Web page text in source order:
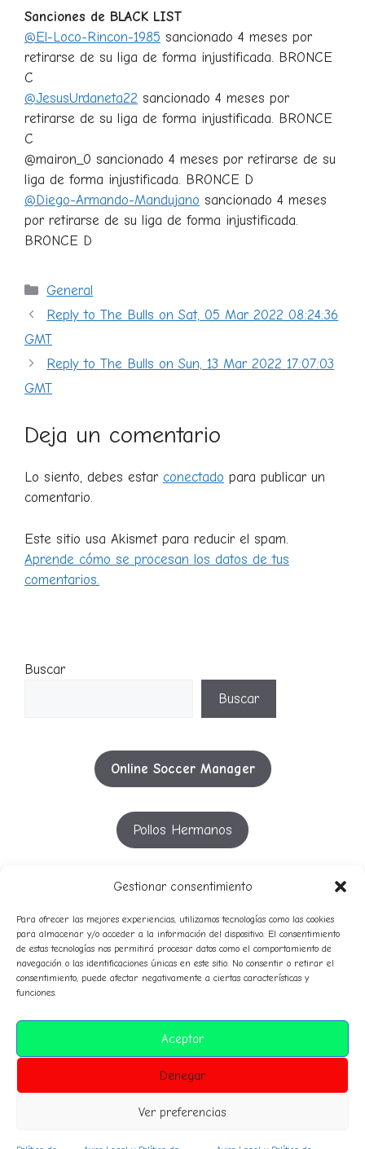
Gestionar consentimiento
Para ofrecer las mejores experiencias, utilizamos tecnologías como las cookies
para almacenar y/o acceder a la información del dispositivo. El consentimiento
de estas tecnologías nos permitirá procesar datos como el comportamiento de
navegación o las identificaciones únicas en este sitio. No consentir o retirar el
consentimiento, puede afectar negativamente a ciertas características y
funciones.
Aceptar
Denegar
Ver preferencias
Sanciones de BLACK LIST
@El-Loco-Rincon-1985 sancionado 4 meses por
retirarse de su liga de forma injustificada. BRONCE
C
@JesusUrdaneta22 sancionado 4 meses por
retirarse de su liga de forma injustificada. BRONCE
C
@mairon_0 sancionado 4 meses por retirarse de su
liga de forma injustificada. BRONCE D
@Diego-Armando-Mandujano sancionado 4 meses
por retirarse de su liga de forma injustificada.
BRONCE D
Categorías
General
Reply to The Bulls on Sat, 05 Mar 2022 08:24:36
GMT
Reply to The Bulls on Sun, 13 Mar 2022 17:07:03
GMT
Deja un comentario
Lo siento, debes estar conectado para publicar un
comentario.
Este sitio usa Akismet para reducir el spam.
Aprende cómo se procesan los datos de tus
comentarios.
Buscar
Buscar
Online Soccer Manager
Pollos Hermanos
YouTube
49º 50º 51º 52º 53º 54º 55º 56º 57º 58º
59º
audio
Clasificaciones composición
normas premiosespeciales
sorteo